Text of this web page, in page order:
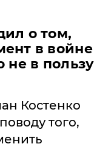
о том,
в войне
не в пользу
Костенко
того,